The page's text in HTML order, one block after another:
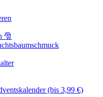
🎅
(bis 3,99 €)